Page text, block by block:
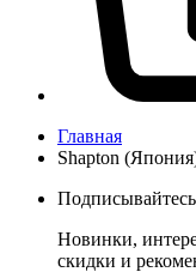
Главная
Shapton
Новинки,
скидки и